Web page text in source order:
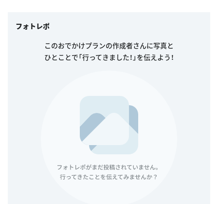
フォトレポ
このおでかけプランの作成者さんに写真と
ひとことで「行ってきました！」を伝えよう！